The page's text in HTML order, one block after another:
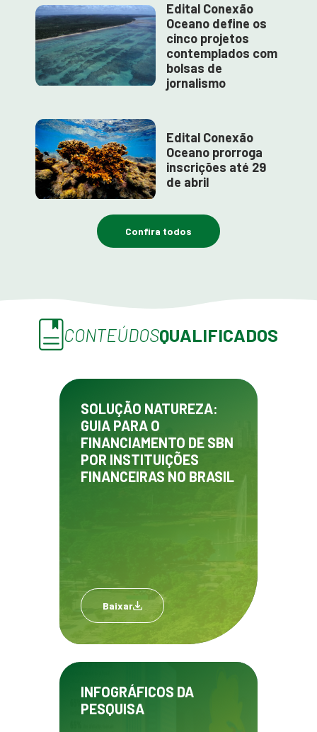
Edital Conexão
Oceano define os
cinco projetos
contemplados com
bolsas de
jornalismo
Edital Conexão
Oceano prorroga
inscrições até 29
de abril
Confira todos
CONTEÚDOSQUALIFICADOS
SOLUÇÃO NATUREZA:
GUIA PARA O
FINANCIAMENTO DE SBN
POR INSTITUIÇÕES
FINANCEIRAS NO BRASIL
Baixar
INFOGRÁFICOS DA
PESQUISA